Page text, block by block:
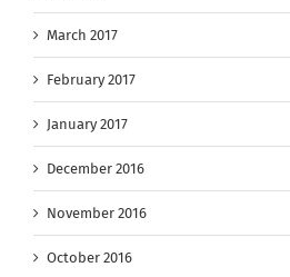
March 2017
February 2017
January 2017
December 2016
November 2016
October 2016